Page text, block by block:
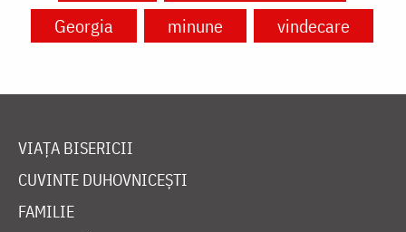
Georgia
minune vindecare
VIAȚA BISERICII
CUVINTE DUHOVNICEȘTI
FAMILIE